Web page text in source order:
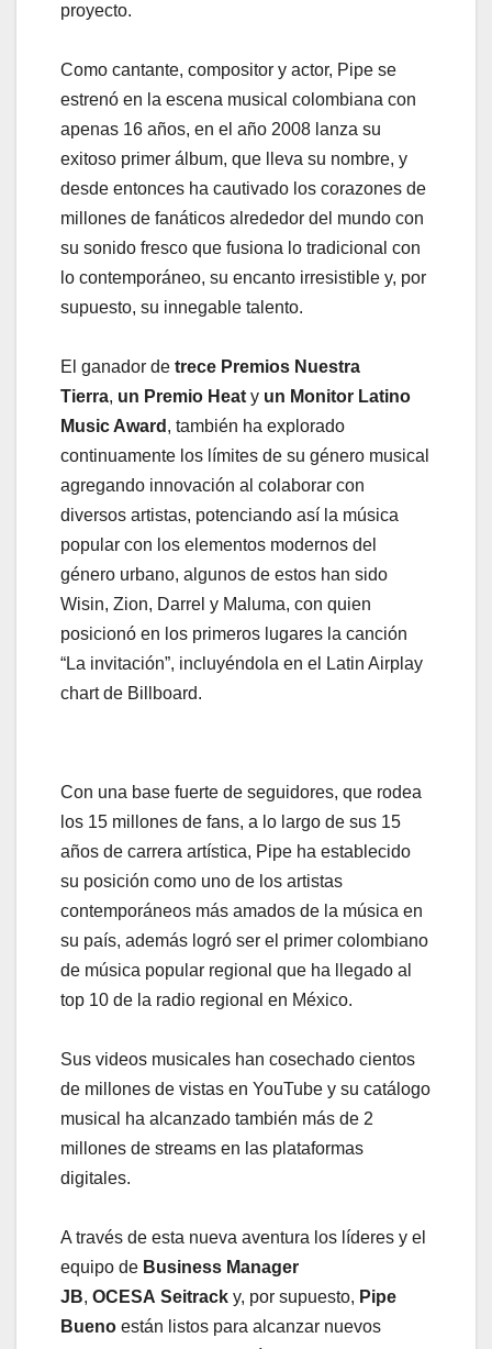
proyecto.
Como cantante, compositor y actor, Pipe se
estrenó en la escena musical colombiana con
apenas 16 años, en el año 2008 lanza su
exitoso primer álbum, que lleva su nombre, y
desde entonces ha cautivado los corazones de
millones de fanáticos alrededor del mundo con
su sonido fresco que fusiona lo tradicional con
lo contemporáneo, su encanto irresistible y, por
supuesto, su innegable talento.
El ganador de trece Premios Nuestra
Tierra, un Premio Heaty un Monitor Latino
Music Award , también ha explorado
continuamente los límites de su género musical
agregando innovación al colaborar con
diversos artistas, potenciando así la música
popular con los elementos modernos del
género urbano, algunos de estos han sido
Wisin, Zion, Darrel y Maluma, con quien
posicionó en los primeros lugares la canción
“La invitación”, incluyéndola en el Latin Airplay
chart de Billboard.
Con una base fuerte de seguidores, que rodea
los 15 millones de fans, a lo largo de sus 15
años de carrera artística, Pipe ha establecido
su posición como uno de los artistas
contemporáneos más amados de la música en
su país, además logró ser el primer colombiano
de música popular regional que ha llegado al
top 10 de la radio regional en México.
Sus videos musicales han cosechado cientos
de millones de vistas en YouTube y su catálogo
musical ha alcanzado también más de 2
millones de streams en las plataformas
digitales.
A través de esta nueva aventura los líderes y el
equipo de Business Manager
JB, OCESA Seitrack y, por supuesto, Pipe
Bueno están listos para alcanzar nuevos